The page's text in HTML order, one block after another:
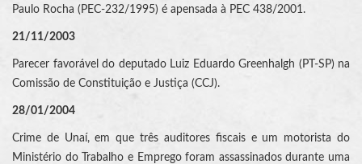
Paulo Rocha (PEC-232/1995) é apensada à PEC 438/2001.
21/11/2003
Parecer favorável do deputado Luiz Eduardo Greenhalgh (PT-SP) na
Comissão de Constituição e Justiça (CCJ).
28/01/2004
Crime de Unaí, em que três auditores fiscais e um motorista do
Ministério do Trabalho e Emprego foram assassinados durante uma